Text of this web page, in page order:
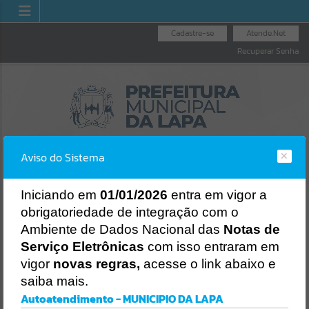
Atende.Net
Cadastre-se
Recuperar Senha
OUVIDORIA GERAL
DO MUNICÍPIO
LICITAÇÕES NOTA FISCAL
ELETRÔNICA
Aviso do Sistema
Iniciando em 01/01/2026 entra em vigor a
obrigatoriedade de integração com o
Ambiente de Dados Nacional das Notas de
Serviço Eletrônicas com isso entraram em
vigor novas regras, acesse o link abaixo e
saiba mais.
Autoatendimento - MUNICIPIO DA LAPA
Erro
Gerenciamento do Sistema
Ocorreu um erro de script: